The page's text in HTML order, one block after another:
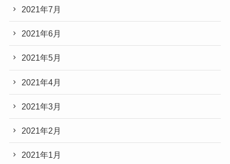
2021年7月
2021年6月
2021年5月
2021年4月
2021年3月
2021年2月
2021年1月